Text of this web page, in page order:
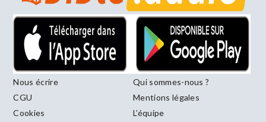
Nous écrire
Qui sommes-nous ?
CGU
Mentions légales
Cookies
L’équipe